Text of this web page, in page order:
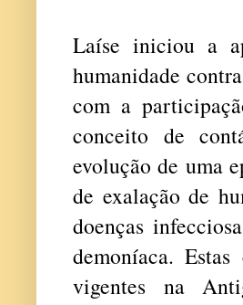
Laíse iniciou a
humanidade
com a
conceito de
evolução de uma
de exalação de
doenças
demoníaca.
vigentes na